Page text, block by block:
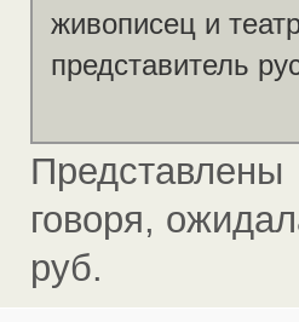
живописец и
представитель
Представлены
говоря,
руб.